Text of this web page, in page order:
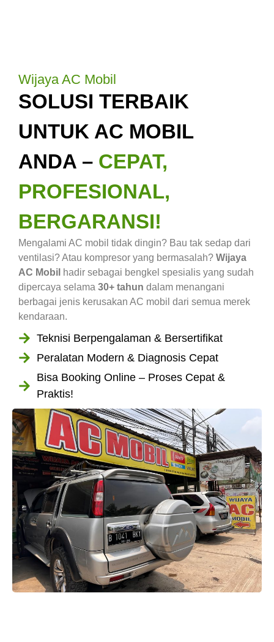
Wijaya AC Mobil
SOLUSI TERBAIK
UNTUK AC MOBIL
ANDA – CEPAT,
PROFESIONAL,
BERGARANSI!
Mengalami AC mobil tidak dingin? Bau tak sedap dari
ventilasi? Atau kompresor yang bermasalah? Wijaya
AC Mobil hadir sebagai bengkel spesialis yang sudah
dipercaya selama 30+ tahun dalam menangani
berbagai jenis kerusakan AC mobil dari semua merek
kendaraan.
Teknisi Berpengalaman & Bersertifikat
Peralatan Modern & Diagnosis Cepat
Bisa Booking Online – Proses Cepat &
Praktis!